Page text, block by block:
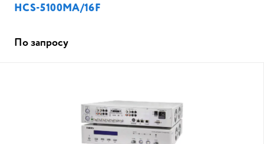
HCS-5100MA/16F
По запросу